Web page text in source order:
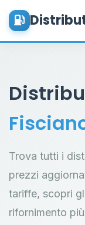
Trova tutti i
prezzi
tariffe, scopri
rifornimento